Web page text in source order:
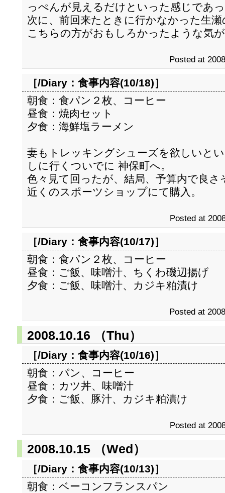
っぺんが見えるだけといった感じであ
次に、前回来たときに行かなかった生
こちらの方がおもしろかったような気
Posted at
［/Diary： 食事内容(10/18)］
朝食：食パン２枚、コーヒー
昼食：焼肉セット
夕食：海鮮塩ラーメン
妻もトレッキングシューズを欲しいと
しに行くついでに 神保町へ。
色々見て回ったが、結局、予算内で良
近くのスポーツショップにて購入。
Posted at
［/Diary： 食事内容(10/17)］
朝食：食パン２枚、コーヒー
昼食：ご飯、味噌汁、ちくわ磯辺揚げ
夕食：ご飯、味噌汁、カジキ粕漬け
Posted at
2008.10.16 （Thu）
［/Diary： 食事内容(10/16)］
朝食：パン、コーヒー
昼食：カツ丼、味噌汁
夕食：ご飯、豚汁、カジキ粕漬け
Posted at
2008.10.15 （Wed）
［/Diary： 食事内容(10/13)］
朝食：ベーコンフランスパン